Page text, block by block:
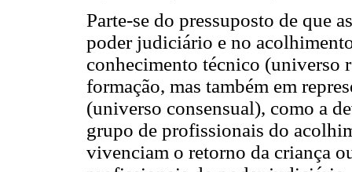
Parte-se do pressuposto de que
poder judiciário e no
conhecimento técnico (universo
formação, mas também em
(universo consensual), como a
grupo de profissionais do
vivenciam o retorno da criança